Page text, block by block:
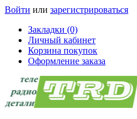
Войти или зарегистрироваться
Закладки (0)
Личный кабинет
Корзина покупок
Оформление заказа